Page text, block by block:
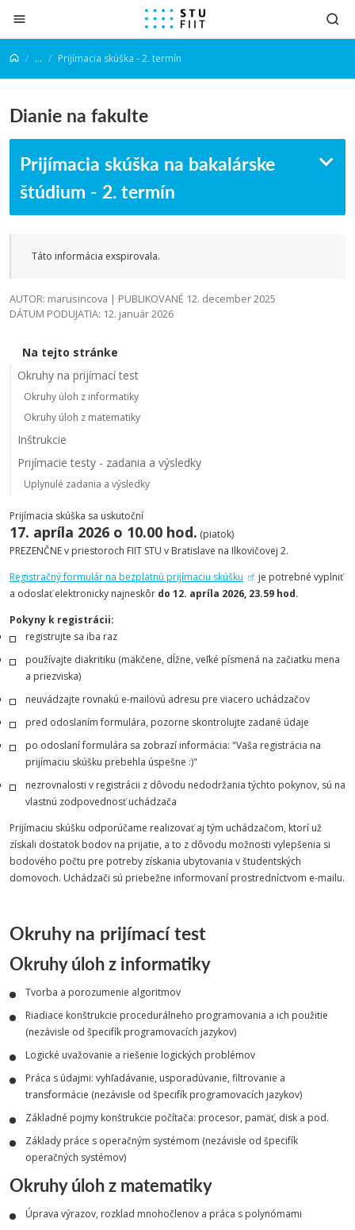
Prejsť na obsah
... Prijímacia skúška - 2. termín
Dianie na fakulte
Prijímacia skúška na bakalárske
štúdium - 2. termín
Táto informácia exspirovala.
AUTOR: marusincova | PUBLIKOVANÉ 12. december 2025
DÁTUM PODUJATIA: 12. január 2026
Na tejto stránke
Okruhy na prijímací test
Okruhy úloh z informatiky
Okruhy úloh z matematiky
Inštrukcie
Prijímacie testy - zadania a výsledky
Uplynulé zadania a výsledky
Prijímacia skúška sa uskutoční
17. apríla 2026 o 10.00 hod. (piatok)
PREZENČNE v priestoroch FIIT STU v Bratislave na Ilkovičovej 2.
Registračný formulár na bezplatnú prijímaciu skúšku
je potrebné vyplniť
a odoslať elektronicky najneskôr do 12. apríla 2026, 23.59 hod.
Pokyny k registrácii:
registrujte sa iba raz
používajte diakritiku (mäkčene, dĺžne, veľké písmená na začiatku mena
a priezviska)
neuvádzajte rovnakú e-mailovú adresu pre viacero uchádzačov
pred odoslaním formulára, pozorne skontrolujte zadané údaje
po odoslaní formulára sa zobrazí informácia: "Vaša registrácia na
prijímaciu skúšku prebehla úspešne :)"
nezrovnalosti v registrácii z dôvodu nedodržania týchto pokynov, sú na
vlastnú zodpovednosť uchádzača
Prijímaciu skúšku odporúčame realizovať aj tým uchádzačom, ktorí už
získali dostatok bodov na prijatie, a to z dôvodu možnosti vylepšenia si
bodového počtu pre potreby získania ubytovania v študentských
domovoch. Uchádzači sú priebežne informovaní prostredníctvom e-mailu.
Okruhy na prijímací test
Okruhy úloh z informatiky
Tvorba a porozumenie algoritmov
Riadiace konštrukcie procedurálneho programovania a ich použitie
(nezávisle od špecifík programovacích jazykov)
Logické uvažovanie a riešenie logických problémov
Práca s údajmi: vyhľadávanie, usporadúvanie, filtrovanie a
transformácie (nezávisle od špecifík programovacích jazykov)
Základné pojmy konštrukcie počítača: procesor, pamäť, disk a pod.
Základy práce s operačným systémom (nezávisle od špecifík
operačných systémov)
Okruhy úloh z matematiky
Úprava výrazov, rozklad mnohočlenov a práca s polynómami